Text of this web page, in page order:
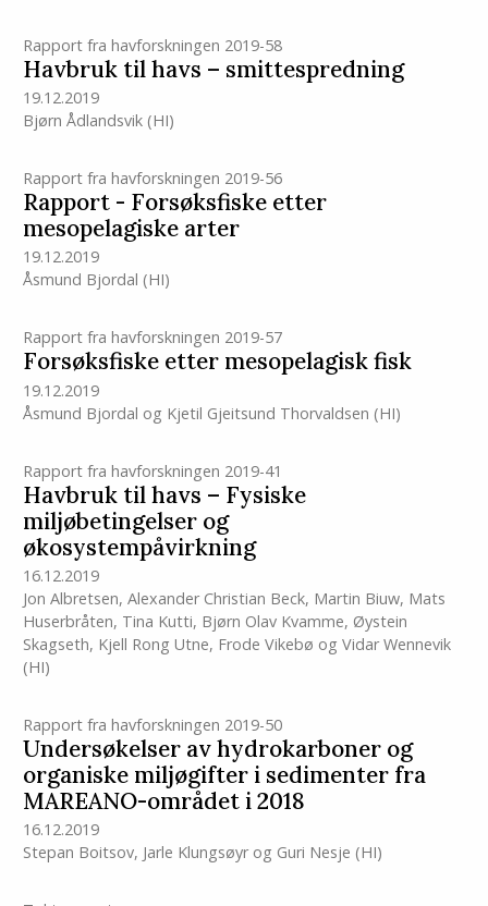
Rapport fra havforskningen 2019-58
Havbruk til havs – smittespredning
19.12.2019
Bjørn Ådlandsvik(HI)
Rapport fra havforskningen 2019-56
Rapport - Forsøksfiske etter
mesopelagiske arter
19.12.2019
Åsmund Bjordal (HI)
Rapport fra havforskningen 2019-57
Forsøksfiske etter mesopelagisk fisk
19.12.2019
Åsmund Bjordal og Kjetil Gjeitsund Thorvaldsen (HI)
Rapport fra havforskningen 2019-41
Havbruk til havs – Fysiske
miljøbetingelser og
økosystempåvirkning
16.12.2019
Jon Albretsen, Alexander Christian Beck, Martin Biuw, Mats
Huserbråten, Tina Kutti, Bjørn Olav Kvamme, Øystein
Skagseth, Kjell Rong Utne, Frode Vikebø og Vidar Wennevik
(HI)
Rapport fra havforskningen 2019-50
Undersøkelser av hydrokarboner og
organiske miljøgifter i sedimenter fra
MAREANO-området i 2018
16.12.2019
Stepan Boitsov, Jarle Klungsøyrog Guri Nesje (HI)